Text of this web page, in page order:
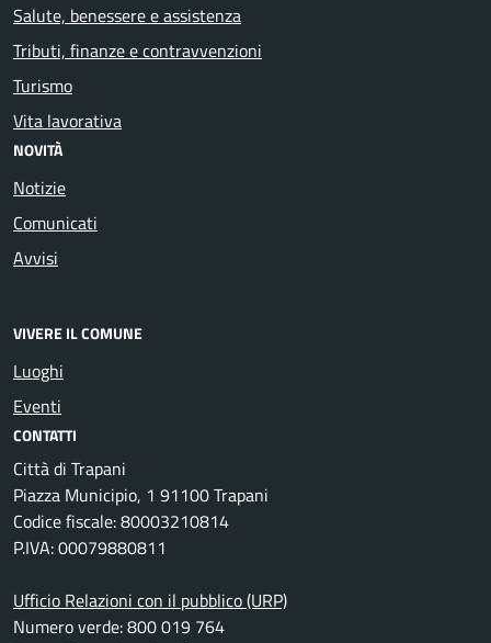
Salute, benessere e assistenza
Tributi, finanze e contravvenzioni
Turismo
Vita lavorativa
NOVITÀ
Notizie
Comunicati
Avvisi
VIVERE IL COMUNE
Luoghi
Eventi
CONTATTI
Città di Trapani
Piazza Municipio, 1 91100 Trapani
Codice fiscale: 80003210814
P.IVA: 00079880811
Ufficio Relazioni con il pubblico (URP)
Numero verde: 800 019 764